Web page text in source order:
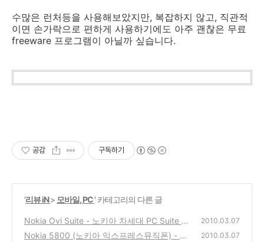
수많은 런처등을 사용해보았지만, 복잡하지 않고, 직관적
이면 손가락으로 편하게 사용하기에도 아주 괜찮은 무료
freeware 프로그램이 아닐까 싶습니다.
공감 구독하기
'리뷰 iN> 모바일, PC' 카테고리의 다른 글
Nokia Ovi Suite - 노키아 차세대 PC Suite 업
그레이드(Upgrade)
(4)
2010.03.07
Nokia 5800 (노키아 익스프레스뮤직폰) - 스
2010.03.07